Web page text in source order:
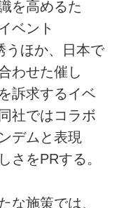
を高めるた
ベント
うほか、日本で
わせた催し
訴求するイベ
社ではコラボ
デムと表現
さをPRする。
な施策では、